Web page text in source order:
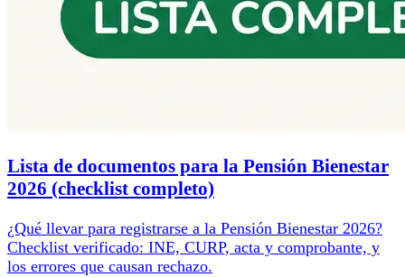
Lista de documentos para la Pensión Bienestar
2026 (checklist completo)
¿Qué llevar para registrarse a la Pensión Bienestar 2026?
Checklist verificado: INE, CURP, acta y comprobante, y
los errores que causan rechazo.